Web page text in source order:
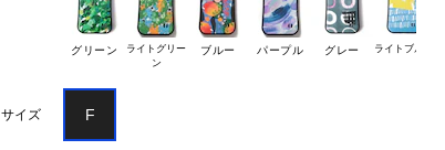
グリーン
ライトグリー
ブルー パープル グレー ライトブルー
サイズ F